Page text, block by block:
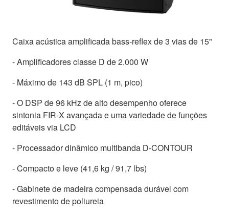
Caixa acústica amplificada bass-reflex de 3 vias de 15"
- Amplificadores classe D de 2.000 W
- Máximo de 143 dB SPL (1 m, pico)
- O DSP de 96 kHz de alto desempenho oferece
sintonia FIR-X avançada e uma variedade de funções
editáveis via LCD
- Processador dinâmico multibanda D-CONTOUR
- Compacto e leve (41,6 kg / 91,7 lbs)
- Gabinete de madeira compensada durável com
revestimento de poliureia